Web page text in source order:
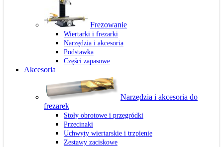
Frezowanie
Wiertarki i frezarki
Narzędzia i akcesoria
Podstawka
Części zapasowe
Akcesoria
Narzędzia i akcesoria do
frezarek
Stoły obrotowe i przegródki
Przecinaki
Uchwyty wiertarskie i trzpienie
Zestawy zaciskowe